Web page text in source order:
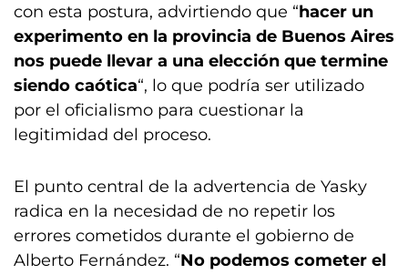
con esta postura, advirtiendo que “hacer un
experimento en la provincia de Buenos Aires
nos puede llevar a una elección que termine
siendo caótica“, lo que podría ser utilizado
por el oficialismo para cuestionar la
legitimidad del proceso.
El punto central de la advertencia de Yasky
radica en la necesidad de no repetir los
errores cometidos durante el gobierno de
Alberto Fernández. “No podemos cometer el